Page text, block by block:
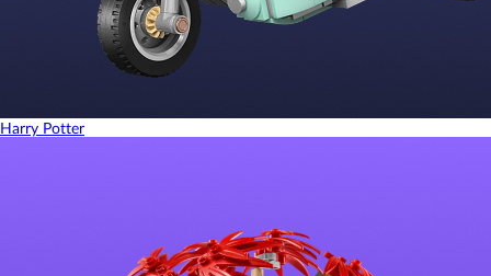
Harry Potter